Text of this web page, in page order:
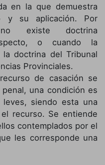
en la que demuestra
y su aplicación. Por
existe doctrina
o cuando la
doctrina del Tribunal
Provinciales.
de casación se
una condición es
siendo esta una
recurso. Se entiende
contemplados por el
les corresponde una